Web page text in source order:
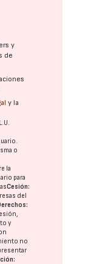
y
de
y la
o
la
para
Cesión:
del
y
no